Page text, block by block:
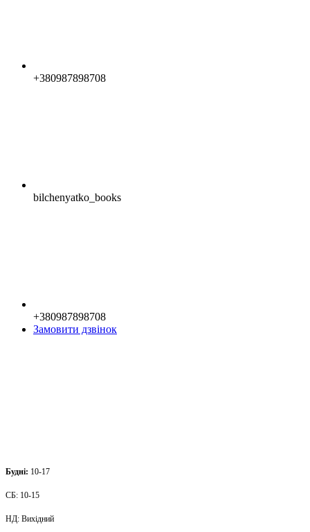
+380987898708
bilchenyatko_books
+380987898708
Замовити дзвінок
Будні: 10-17
СБ: 10-15
НД: Вихідний